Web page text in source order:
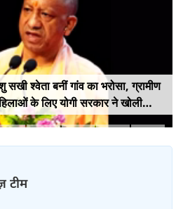
सखी श्वेता बनीं गांव का भरोसा, ग्रामीण
के लिए योगी सरकार ने खोली
की राह
टीम